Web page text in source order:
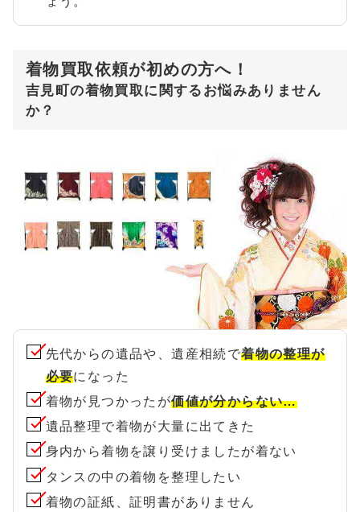
着物買取依頼が初めの方へ！
吉見町の着物買取に関するお悩みありません
か？
先代からの遺品や、遺産相続で着物の整理が
必要になった
着物が見つかったが価値が分からない…
遺品整理で着物が大量に出てきた
身内から着物を譲り受けましたが着ない
タンスの中の着物を整理したい
着物の証紙、証明書がありません